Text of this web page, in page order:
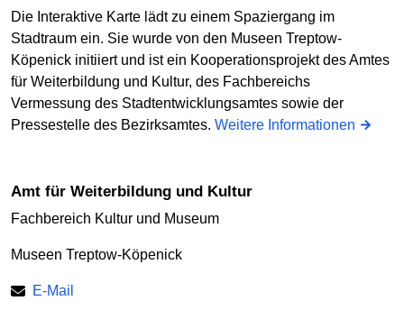
Die Interaktive Karte lädt zu einem Spaziergang im
Stadtraum ein. Sie wurde von den Museen Treptow-
Köpenick initiiert und ist ein Kooperationsprojekt des Amtes
für Weiterbildung und Kultur, des Fachbereichs
Vermessung des Stadtentwicklungsamtes sowie der
Pressestelle des Bezirksamtes. Weitere Informationen
Amt für Weiterbildung und Kultur
Fachbereich Kultur und Museum
Museen Treptow-Köpenick
E-Mail